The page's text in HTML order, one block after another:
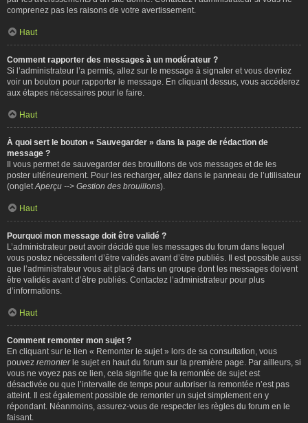
comprenez pas les raisons de votre avertissement.
Haut
Comment rapporter des messages à un modérateur ?
Si l’administrateur l’a permis, allez sur le message à signaler et vous devriez
voir un bouton pour rapporter le message. En cliquant dessus, vous accéderez
aux étapes nécessaires pour le faire.
Haut
À quoi sert le bouton « Sauvegarder » dans la page de rédaction de
message ?
Il vous permet de sauvegarder des brouillons de vos messages et de les
poster ultérieurement. Pour les recharger, allez dans le panneau de l’utilisateur
(onglet Aperçu --> Gestion des brouillons).
Haut
Pourquoi mon message doit être validé ?
L’administrateur peut avoir décidé que les messages du forum dans lequel
vous postez nécessitent d’être validés avant d’être publiés. Il est possible aussi
que l’administrateur vous ait placé dans un groupe dont les messages doivent
être validés avant d’être publiés. Contactez l’administrateur pour plus
d’informations.
Haut
Comment remonter mon sujet ?
En cliquant sur le lien « Remonter le sujet » lors de sa consultation, vous
pouvez remonterle sujet en haut du forum sur la première page. Par ailleurs, si
vous ne voyez pas ce lien, cela signifie que la remontée de sujet est
désactivée ou que l’intervalle de temps pour autoriser la remontée n’est pas
atteint. Il est également possible de remonter un sujet simplement en y
répondant. Néanmoins, assurez-vous de respecter les règles du forum en le
faisant.